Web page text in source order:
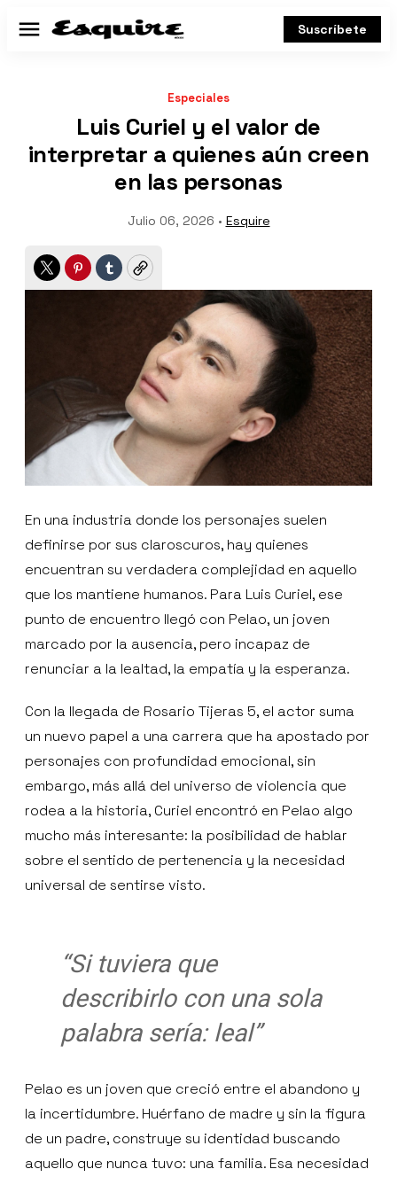
Menú Suscríbete
Especiales
Luis Curiel y el valor de
interpretar a quienes aún creen
en las personas
Julio 06, 2026 • Esquire
TwitterPinterest
TumblrCopy
En una industria donde los personajes suelen
definirse por sus claroscuros, hay quienes
encuentran su verdadera complejidad en aquello
que los mantiene humanos. Para Luis Curiel, ese
punto de encuentro llegó con Pelao, un joven
marcado por la ausencia, pero incapaz de
renunciar a la lealtad, la empatía y la esperanza.
Con la llegada de Rosario Tijeras 5, el actor suma
un nuevo papel a una carrera que ha apostado por
personajes con profundidad emocional, sin
embargo, más allá del universo de violencia que
rodea a la historia, Curiel encontró en Pelao algo
mucho más interesante: la posibilidad de hablar
sobre el sentido de pertenencia y la necesidad
universal de sentirse visto.
“Si tuviera que
describirlo con una sola
palabra sería: leal”
Pelao es un joven que creció entre el abandono y
la incertidumbre. Huérfano de madre y sin la figura
de un padre, construye su identidad buscando
aquello que nunca tuvo: una familia. Esa necesidad